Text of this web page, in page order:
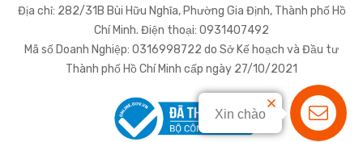
Địa chỉ: 282/31B Bùi Hữu Nghĩa, Phường Gia Định, Thành phố Hồ
Chí Minh. Điện thoại: 0931407492
Mã số Doanh Nghiệp: 0316998722 do Sở Kế hoạch và Đầu tư
Thành phố Hồ Chí Minh cấp ngày 27/10/2021
Xin chào